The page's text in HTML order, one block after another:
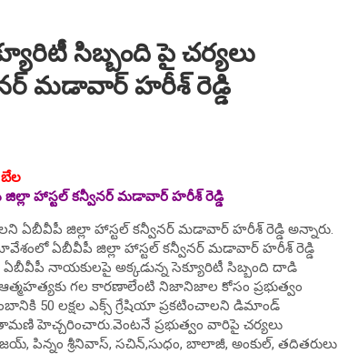
సిబ్బంది పై చర్యలు
మడావార్ హరీశ్ రెడ్డి
హాస్టల్ కన్వీనర్ మడావార్ హరీశ్ రెడ్డి
ఏబీవీపీ జిల్లా హాస్టల్ కన్వీనర్ మడావార్ హరీశ్ రెడ్డి అన్నారు.
ఏబీవీపీ జిల్లా హాస్టల్ కన్వీనర్ మడావార్ హరీశ్ రెడ్డి
నాయకులపై అక్కడున్న సెక్యూరిటీ సిబ్బంది దాడి
గల కారణాలేంటి నిజానిజాల కోసం ప్రభుత్వం
50 లక్షల ఎక్స్ గ్రేషియా ప్రకటించాలని డిమాండ్
హెచ్చరించారు.వెంటనే ప్రభుత్వం వారిపై చర్యలు
పిన్నం శ్రీనివాస్, సచిన్,సుధం, బాలాజీ, అంకుల్, తదితరులు